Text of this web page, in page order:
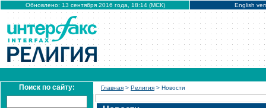
Обновлено: 13 сентября 2016 года, 18:14 (МСК) English
Поиск по сайту: Главная > Религия > Новости